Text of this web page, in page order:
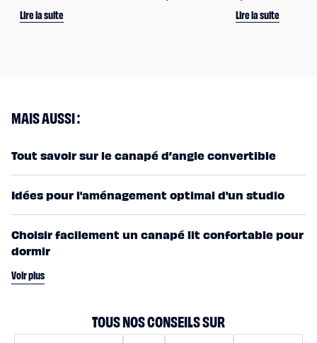
Lire la suite
Lire la suite
MAIS AUSSI :
Tout savoir sur le canapé d’angle convertible
Idées pour l'aménagement optimal d'un studio
Choisir facilement un canapé lit confortable pour
dormir
Voir plus
TOUS NOS CONSEILS SUR